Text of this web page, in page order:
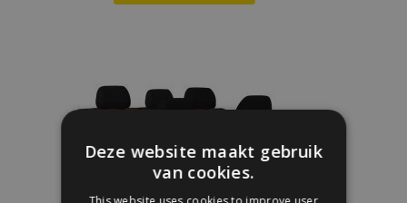
aan
verlanglijst
Deze website maakt gebruik
van cookies.